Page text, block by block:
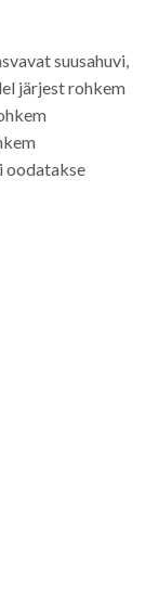
suusahuvi,
järjest rohkem
oodatakse